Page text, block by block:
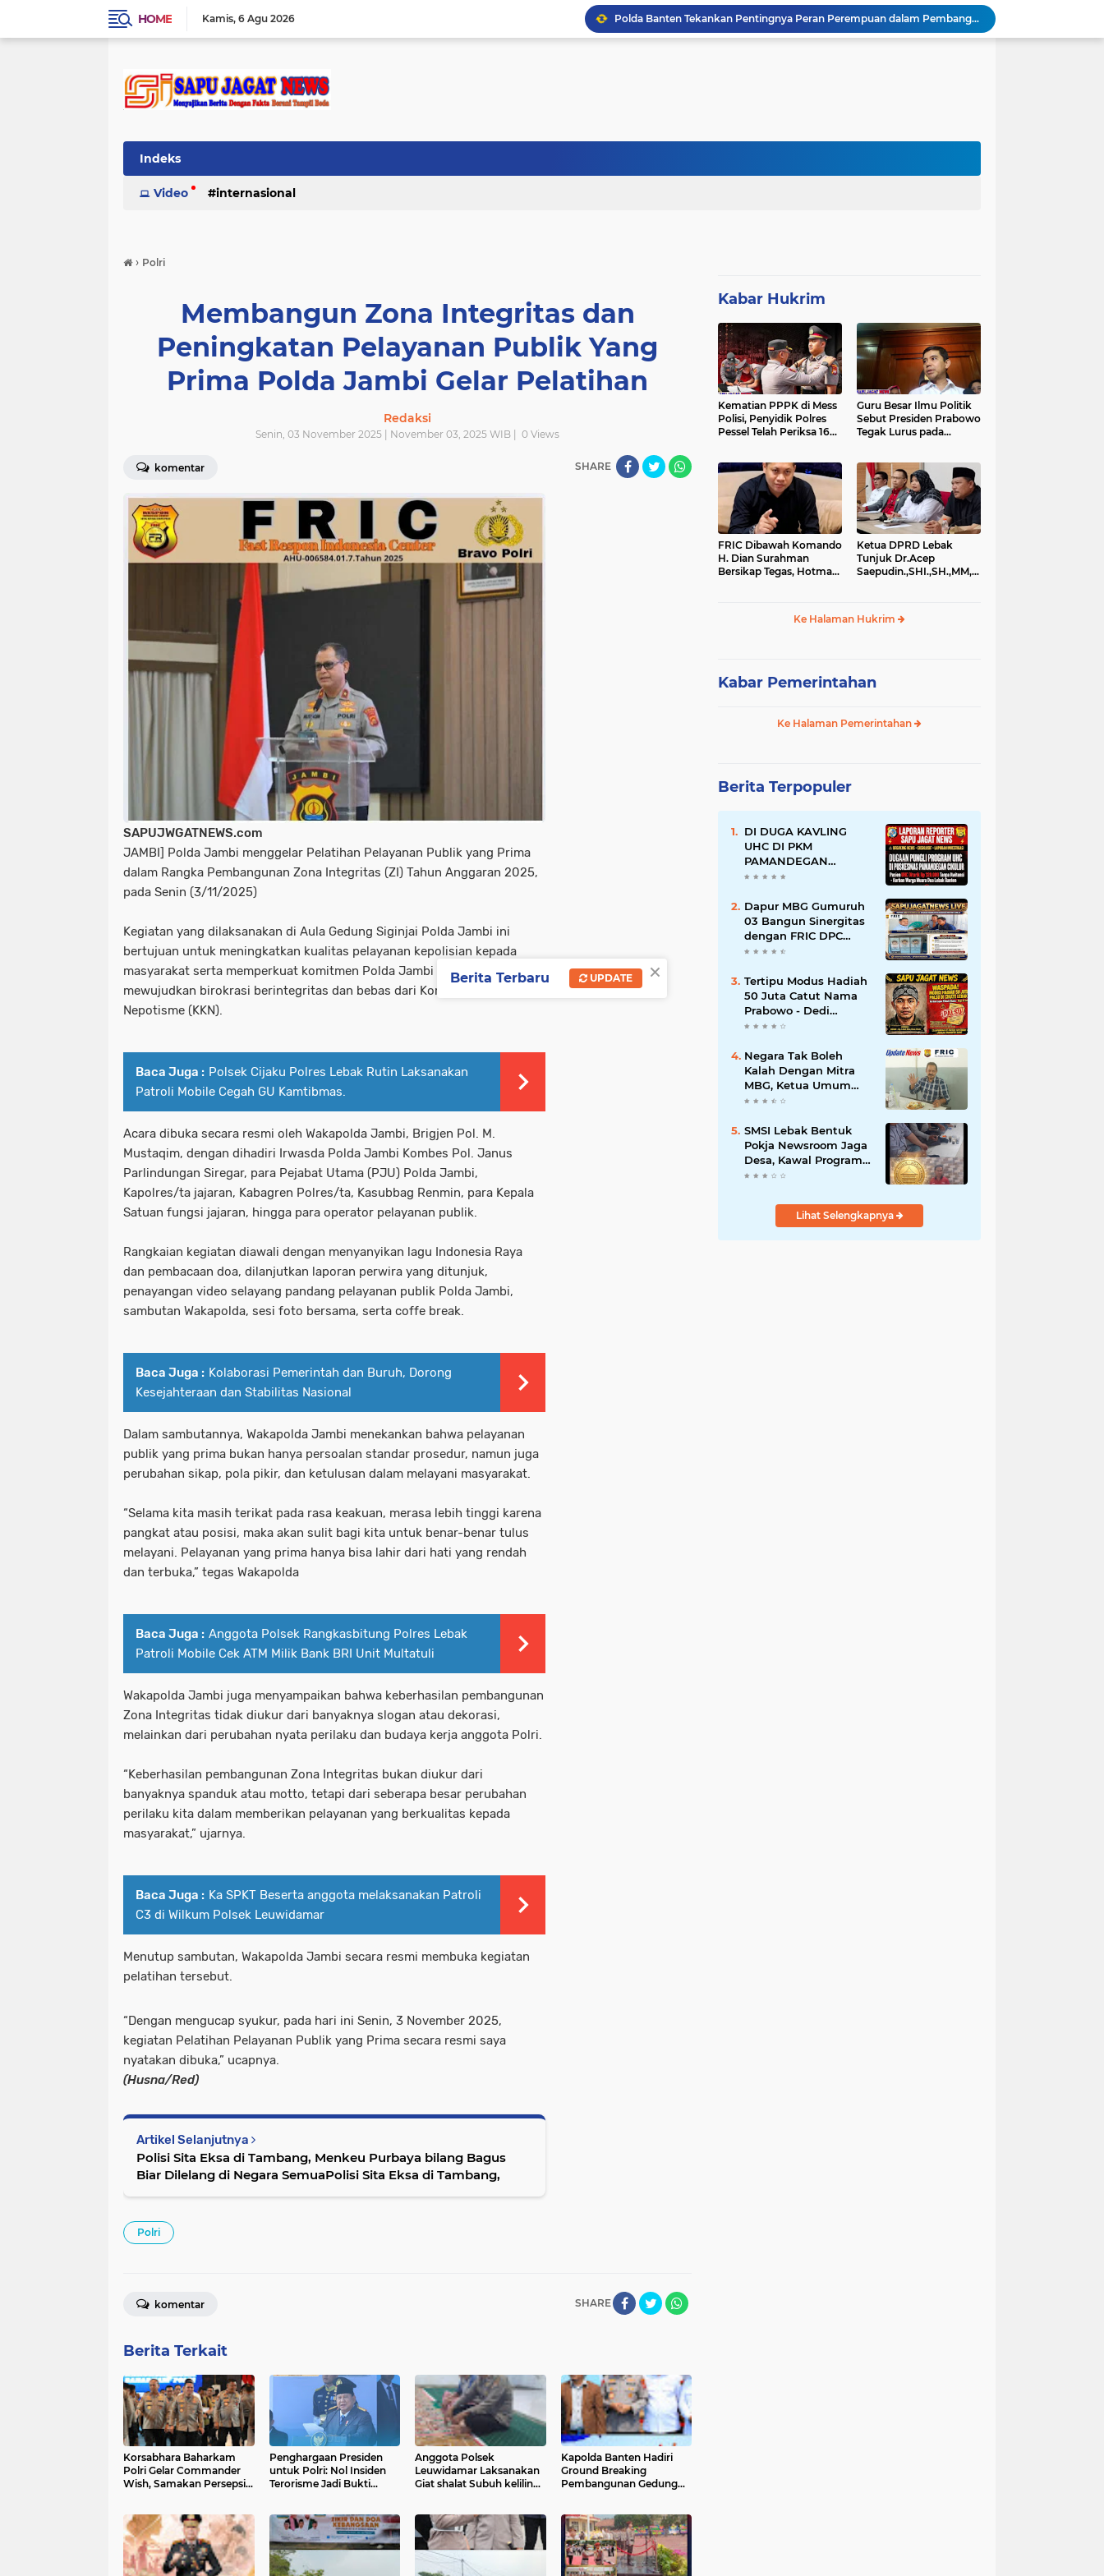
HOME Kamis 6 Agu 2026
Polda Banten Tekankan Pentingnya Peran Perempuan dalam Pembangunan Bangsa
KABID SD DISDIK LEBAK BUNGKAM - KETUA FRIC MINTA DIEVALUASI
ORMAS GAIB 212 DPC LEBAK AKSI DAMAI TUNTUT AUDIT ANGGARAN DAN EVALUASI 50 ANGGOTA DPRD
Indeks
Video internasional
› Polri
Membangun Zona Integritas dan
Peningkatan Pelayanan Publik Yang
Prima Polda Jambi Gelar Pelatihan
Redaksi
Senin, 03 November 2025 | November 03, 2025 WIB | 0 Views
komentar SHARE
SAPUJWGATNEWS.com
JAMBI] Polda Jambi menggelar Pelatihan Pelayanan Publik yang Prima
dalam Rangka Pembangunan Zona Integritas (ZI) Tahun Anggaran 2025,
pada Senin (3/11/2025)
Kegiatan yang dilaksanakan di Aula Gedung Siginjai Polda Jambi ini
bertujuan untuk meningkatkan kualitas pelayanan kepolisian kepada
masyarakat serta memperkuat komitmen Polda Jambi dalam
mewujudkan birokrasi berintegritas dan bebas dari Korupsi, Kolusi, dan
Nepotisme (KKN).
Baca Juga : Polsek Cijaku Polres Lebak Rutin Laksanakan
Patroli Mobile Cegah GU Kamtibmas.
Acara dibuka secara resmi oleh Wakapolda Jambi, Brigjen Pol. M.
Mustaqim, dengan dihadiri Irwasda Polda Jambi Kombes Pol. Janus
Parlindungan Siregar, para Pejabat Utama (PJU) Polda Jambi,
Kapolres/ta jajaran, Kabagren Polres/ta, Kasubbag Renmin, para Kepala
Satuan fungsi jajaran, hingga para operator pelayanan publik.
Rangkaian kegiatan diawali dengan menyanyikan lagu Indonesia Raya
dan pembacaan doa, dilanjutkan laporan perwira yang ditunjuk,
penayangan video selayang pandang pelayanan publik Polda Jambi,
sambutan Wakapolda, sesi foto bersama, serta coffe break.
Baca Juga : Kolaborasi Pemerintah dan Buruh, Dorong
Kesejahteraan dan Stabilitas Nasional
Dalam sambutannya, Wakapolda Jambi menekankan bahwa pelayanan
publik yang prima bukan hanya persoalan standar prosedur, namun juga
perubahan sikap, pola pikir, dan ketulusan dalam melayani masyarakat.
“Selama kita masih terikat pada rasa keakuan, merasa lebih tinggi karena
pangkat atau posisi, maka akan sulit bagi kita untuk benar-benar tulus
melayani. Pelayanan yang prima hanya bisa lahir dari hati yang rendah
dan terbuka,” tegas Wakapolda
Baca Juga : Anggota Polsek Rangkasbitung Polres Lebak
Patroli Mobile Cek ATM Milik Bank BRI Unit Multatuli
Wakapolda Jambi juga menyampaikan bahwa keberhasilan pembangunan
Zona Integritas tidak diukur dari banyaknya slogan atau dekorasi,
melainkan dari perubahan nyata perilaku dan budaya kerja anggota Polri.
“Keberhasilan pembangunan Zona Integritas bukan diukur dari
banyaknya spanduk atau motto, tetapi dari seberapa besar perubahan
perilaku kita dalam memberikan pelayanan yang berkualitas kepada
masyarakat,” ujarnya.
Baca Juga : Ka SPKT Beserta anggota melaksanakan Patroli
C3 di Wilkum Polsek Leuwidamar
Menutup sambutan, Wakapolda Jambi secara resmi membuka kegiatan
pelatihan tersebut.
“Dengan mengucap syukur, pada hari ini Senin, 3 November 2025,
kegiatan Pelatihan Pelayanan Publik yang Prima secara resmi saya
nyatakan dibuka,” ucapnya.
(Husna/Red)
Artikel Selanjutnya
Polisi Sita Eksa di Tambang, Menkeu Purbaya bilang Bagus
Biar Dilelang di Negara SemuaPolisi Sita Eksa di Tambang,
Polri
SHARE
komentar
Berita Terkait
Korsabhara Baharkam
Polri Gelar Commander
Wish, Samakan Persepsi
Penghargaan Presiden
untuk Polri: Nol Insiden
Terorisme Jadi Bukti
hingga Ekonomi Ilegal
Anggota Polsek
Leuwidamar Laksanakan
Giat shalat Subuh keliling
Kapolda Banten Hadiri
Ground Breaking
Pembangunan Gedung
Kabar Hukrim
Kematian PPPK di Mess
Polisi, Penyidik Polres
Pessel Telah Periksa 16
Guru Besar Ilmu Politik
Sebut Presiden Prabowo
Tegak Lurus pada
Hukum
FRIC Dibawah Komando
H. Dian Surahman
Bersikap Tegas, Hotman
Merendahkan Wartawan
Ketua DPRD Lebak
Tunjuk Dr.Acep
Saepudin.,SHI.,SH.,MM,MSi.,Sebagai
Ke Halaman Hukrim
Kabar Pemerintahan
Ke Halaman Pemerintahan
Berita Terpopuler
DI DUGA KAVLING
UHC DI PKM
PAMANDEGAN
CIKULUR: Pasien
Sehari Meski
Diuruskan UHC, Kapus
Berkilah Aturan BPJS,
Warga: Mana
Dapur MBG Gumuruh
03 Bangun Sinergitas
dengan FRIC DPC
Kabupaten Lebak,
SOP BGN Pusat
Tertipu Modus Hadiah
50 Juta Catut Nama
Prabowo - Dedi
Mulyadi, Pasutri di
Lebak Rugi Rp 12 Juta
Lebih
Negara Tak Boleh
Kalah Dengan Mitra
MBG, Ketua Umum
APKLI-P: Silahkan
Kantin Sekolah
SMSI Lebak Bentuk
Pokja Newsroom Jaga
Desa, Kawal Program
Desa Agar Bisa Maju
Lihat Selengkapnya
×
Berita Terbaru UPDATE